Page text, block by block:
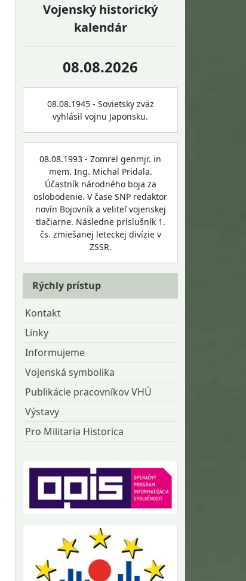
Vojenský historický
kalendár
08.08.2026
08.08.1945 - Sovietsky zväz
vyhlásil vojnu Japonsku.
08.08.1993 - Zomrel genmjr. in
mem. Ing. Michal Pridala.
Účastník národného boja za
oslobodenie. V čase SNP redaktor
novín Bojovník a veliteľ vojenskej
tlačiarne. Následne príslušník 1.
čs. zmiešanej leteckej divízie v
ZSSR.
Rýchly prístup
Kontakt
Linky
Informujeme
Vojenská symbolika
Publikácie pracovníkov VHÚ
Výstavy
Pro Militaria Historica